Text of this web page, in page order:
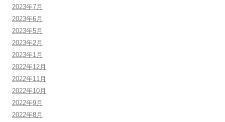
2023年7月
2023年6月
2023年5月
2023年2月
2023年1月
2022年12月
2022年11月
2022年10月
2022年9月
2022年8月